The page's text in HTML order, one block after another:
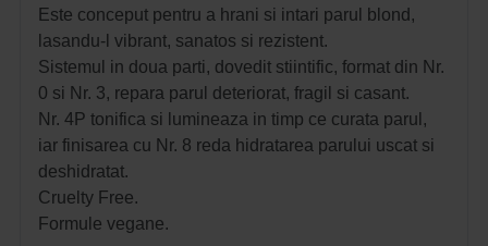
Este conceput pentru a hrani si intari parul blond,
lasandu-l vibrant, sanatos si rezistent.
Sistemul in doua parti, dovedit stiintific, format din Nr.
0 si Nr. 3, repara parul deteriorat, fragil si casant.
Nr. 4P tonifica si lumineaza in timp ce curata parul,
iar finisarea cu Nr. 8 reda hidratarea parului uscat si
deshidratat.
Cruelty Free.
Formule vegane.